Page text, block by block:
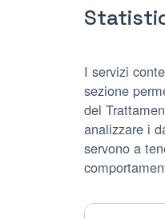
I servizi
sezione
del
analizzare i
servono a